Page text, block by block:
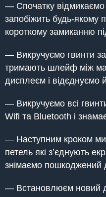
— Спочатку
запобіжить будь-
короткому замиканню
— Викручуємо гвинти
тримають шлейф між
дисплеєм і відєднуємо
— Викручуємо всі
Wifi та Bluetooth і
— Наступним кроком ми
петель які з’єднують
знімаємо пошкоджений
— Встановлюєм новий